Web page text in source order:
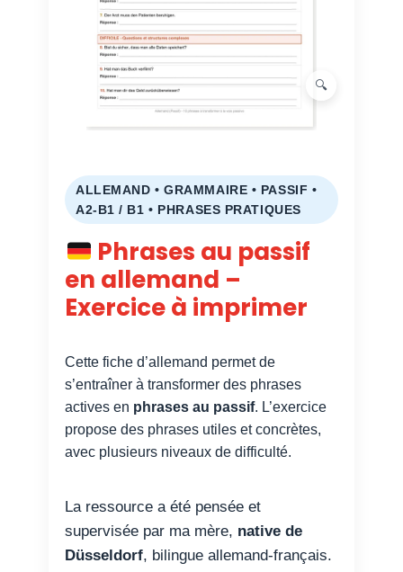
ALLEMAND • GRAMMAIRE • PASSIF •
A2-B1 / B1 • PHRASES PRATIQUES
Phrases au passif
en allemand –
Exercice à imprimer
Cette fiche d’allemand permet de
s’entraîner à transformer des phrases
actives en phrases au passif. L’exercice
propose des phrases utiles et concrètes,
avec plusieurs niveaux de difficulté.
La ressource a été pensée et
supervisée par ma mère, native de
Düsseldorf, bilingue allemand-français.